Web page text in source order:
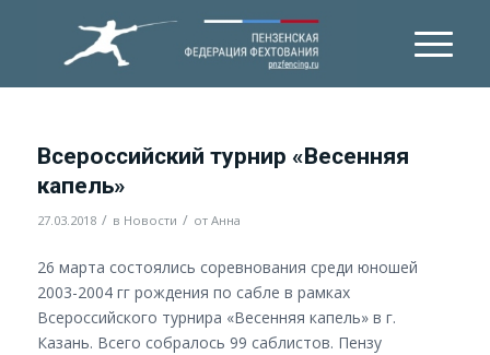
Всероссийский турнир «Весенняя
капель»
27.03.2018 / в Новости / от Анна
26 марта состоялись соревнования среди юношей
2003-2004 гг рождения по сабле в рамках
Всероссийского турнира «Весенняя капель» в г.
Казань. Всего собралось 99 саблистов. Пензу